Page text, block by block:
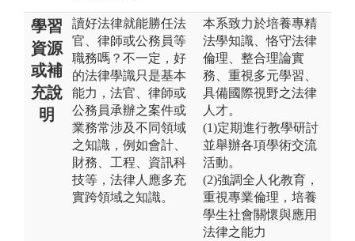
學習
資源
或補
充說
明
讀好法律就能勝任法
官、律師或公務員等
職務嗎？不一定，好
的法律學識只是基本
能力，法官、律師或
公務員承辦之案件或
業務常涉及不同領域
之知識，例如會計、
財務、工程、資訊科
技等，法律人應多充
實跨領域之知識。
本系致力於培養專精
法學知識、恪守法律
倫理、整合理論實
務、重視多元學習、
具備國際視野之法律
人才。
(1)定期進行教學研討
並舉辦各項學術交流
活動。
(2)強調全人化教育，
重視專業倫理，培養
學生社會關懷與應用
法律之能力